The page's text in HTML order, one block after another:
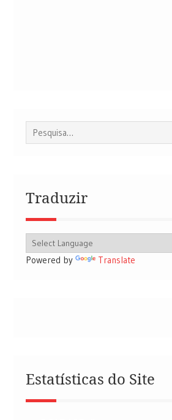
Procurar
por:
Traduzir
Powered by Translate
Estatísticas do Site